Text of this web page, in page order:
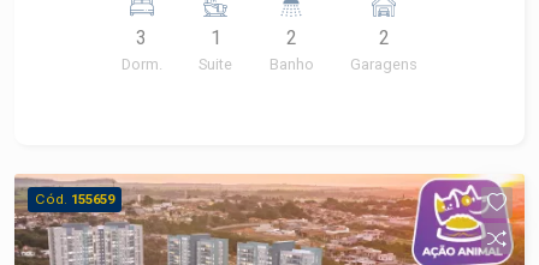
dormitórios com armários, sendo 01
suíte.Lavanderia.02 vagas de garagem. O
Condomínio oferece:Lazer e comodidades do
3
Dorm.
1
Suite
2
Banho
2
Garagens
Cód. 155659